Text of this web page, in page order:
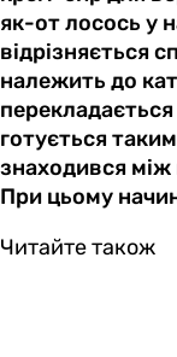
як-от лосось у
відрізняється
належить до
готується
знаходився
При цьому
Читайте також